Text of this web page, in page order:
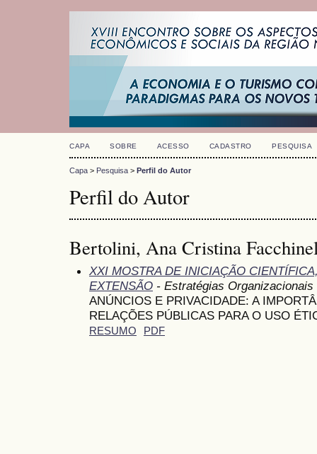
CAPA SOBRE ACESSO CADASTRO PESQUISA
Capa > Pesquisa > Perfil do Autor
Perfil do Autor
Bertolini, Ana Cristina
XXI MOSTRA DE INICIAÇÃO
EXTENSÃO - Estratégias Organizacionais
ANÚNCIOS E PRIVACIDADE: A
RELAÇÕES PÚBLICAS PARA O USO
RESUMO PDF